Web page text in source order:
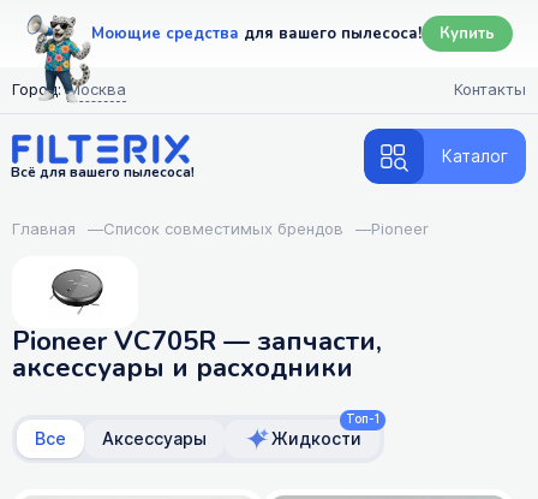
Моющие средства для вашего пылесоса! Купить
Город: Москва Контакты
Всё для вашего пылесоса!
Каталог
Главная —Список совместимых брендов —Pioneer
Pioneer VC705R — запчасти,
аксессуары и расходники
Все Аксессуары
Топ-1
Жидкости